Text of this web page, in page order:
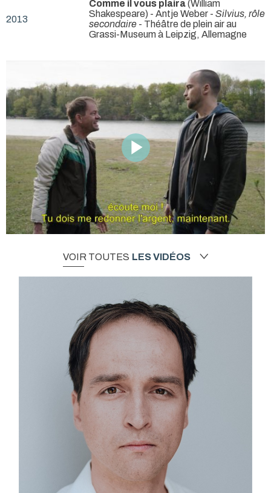
VOIR TOUTES LES VIDÉOS
2013
Comme il vous plaira(William
Shakespeare) - Antje Weber - Silvius, rôle
secondaire - Théâtre de plein air au
Grassi-Museum à Leipzig, Allemagne